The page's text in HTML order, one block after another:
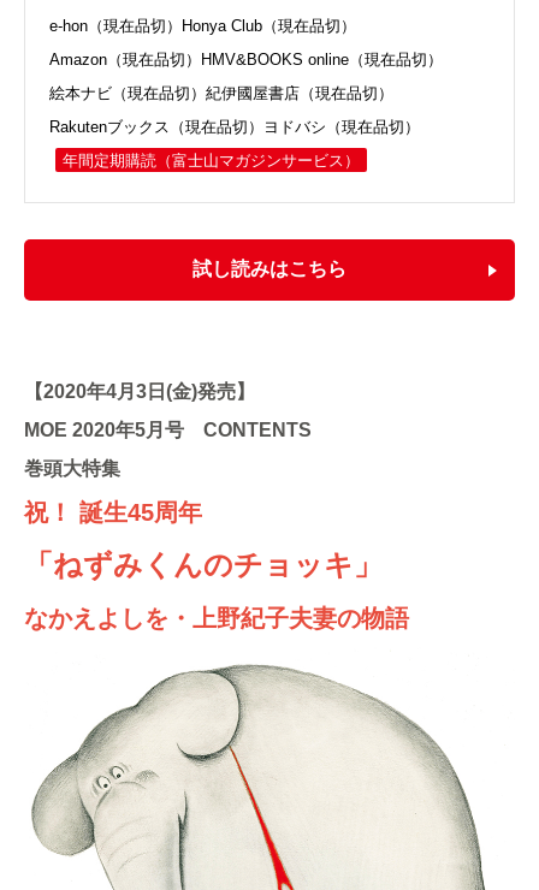
e-hon（現在品切）
Honya Club（現在品切）
Amazon（現在品切）
HMV&BOOKS online（現在品切）
絵本ナビ（現在品切） 紀伊國屋書店（現在品切）
Rakutenブックス（現在品切）
ヨドバシ（現在品切）
年間定期購読 （富士山マガジンサービス）
試し読みはこちら
【2020年4月3日(金)発売】
MOE 2020年5月号 CONTENTS
巻頭大特集
祝！ 誕生45周年
「ねずみくんのチョッキ」
なかえよしを・上野紀子夫妻の物語